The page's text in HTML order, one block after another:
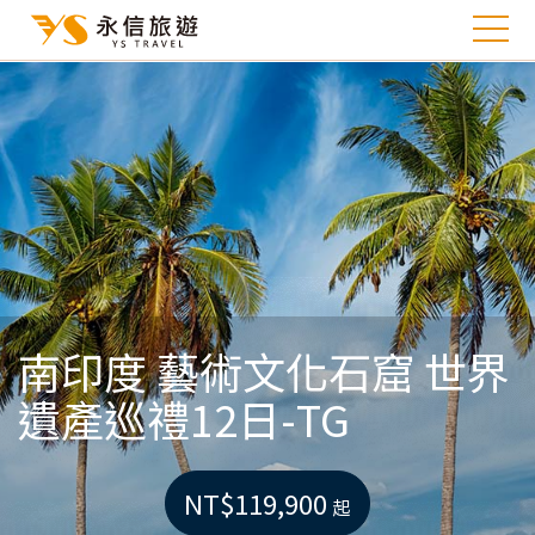
南印度 藝術文化石窟 世界
遺產巡禮12日-TG
NT$119,900 起